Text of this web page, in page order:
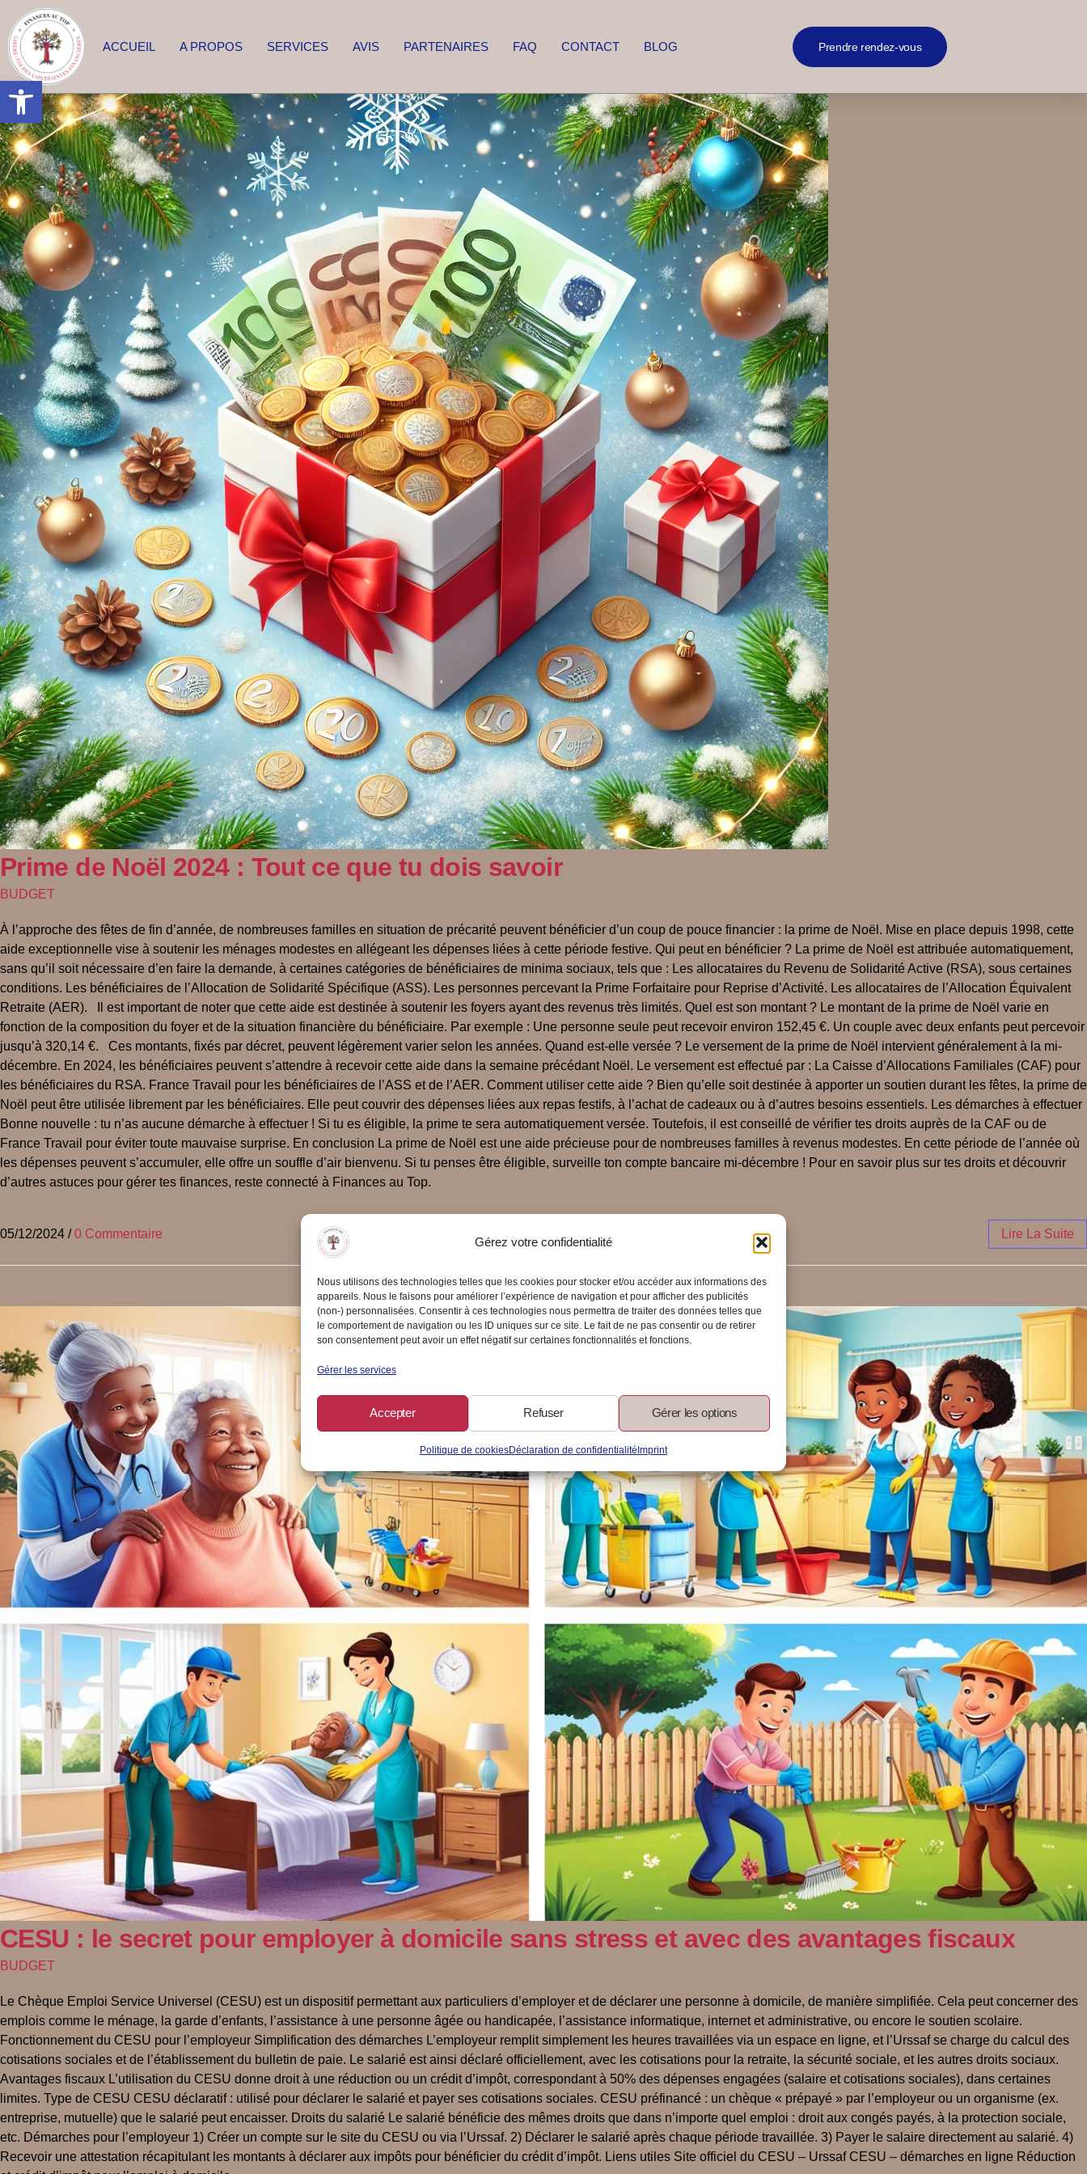
Gérez votre confidentialité
Nous utilisons des technologies telles que les cookies pour stocker et/ou accéder aux informations des
appareils. Nous le faisons pour améliorer l’expérience de navigation et pour afficher des publicités
(non-) personnalisées. Consentir à ces technologies nous permettra de traiter des données telles que
le comportement de navigation ou les ID uniques sur ce site. Le fait de ne pas consentir ou de retirer
son consentement peut avoir un effet négatif sur certaines fonctionnalités et fonctions.
Gérer les services
Accepter Refuser Gérer les options
Politique de cookiesDéclaration de confidentialitéImprint
Ouvrir la barre d’outils
ACCUEIL A PROPOS SERVICES AVIS PARTENAIRES FAQ CONTACT BLOG Prendre rendez-vous
Prime de Noël 2024 : Tout ce que tu dois savoir
BUDGET
À l’approche des fêtes de fin d’année, de nombreuses familles en situation de précarité peuvent bénéficier d’un coup de pouce financier : la prime de Noël. Mise en place depuis 1998, cette
aide exceptionnelle vise à soutenir les ménages modestes en allégeant les dépenses liées à cette période festive. Qui peut en bénéficier ? La prime de Noël est attribuée automatiquement,
sans qu’il soit nécessaire d’en faire la demande, à certaines catégories de bénéficiaires de minima sociaux, tels que : Les allocataires du Revenu de Solidarité Active (RSA), sous certaines
conditions. Les bénéficiaires de l’Allocation de Solidarité Spécifique (ASS). Les personnes percevant la Prime Forfaitaire pour Reprise d’Activité. Les allocataires de l’Allocation Équivalent
Retraite (AER). Il est important de noter que cette aide est destinée à soutenir les foyers ayant des revenus très limités. Quel est son montant ? Le montant de la prime de Noël varie en
fonction de la composition du foyer et de la situation financière du bénéficiaire. Par exemple : Une personne seule peut recevoir environ 152,45 €. Un couple avec deux enfants peut percevoir
jusqu’à 320,14 €. Ces montants, fixés par décret, peuvent légèrement varier selon les années. Quand est-elle versée ? Le versement de la prime de Noël intervient généralement à la mi-
décembre. En 2024, les bénéficiaires peuvent s’attendre à recevoir cette aide dans la semaine précédant Noël. Le versement est effectué par : La Caisse d’Allocations Familiales (CAF) pour
les bénéficiaires du RSA. France Travail pour les bénéficiaires de l’ASS et de l’AER. Comment utiliser cette aide ? Bien qu’elle soit destinée à apporter un soutien durant les fêtes, la prime de
Noël peut être utilisée librement par les bénéficiaires. Elle peut couvrir des dépenses liées aux repas festifs, à l’achat de cadeaux ou à d’autres besoins essentiels. Les démarches à effectuer
Bonne nouvelle : tu n’as aucune démarche à effectuer ! Si tu es éligible, la prime te sera automatiquement versée. Toutefois, il est conseillé de vérifier tes droits auprès de la CAF ou de
France Travail pour éviter toute mauvaise surprise. En conclusion La prime de Noël est une aide précieuse pour de nombreuses familles à revenus modestes. En cette période de l’année où
les dépenses peuvent s’accumuler, elle offre un souffle d’air bienvenu. Si tu penses être éligible, surveille ton compte bancaire mi-décembre ! Pour en savoir plus sur tes droits et découvrir
d’autres astuces pour gérer tes finances, reste connecté à Finances au Top.
05/12/2024 / 0 Commentaire Lire La Suite
CESU : le secret pour employer à domicile sans stress et avec des avantages fiscaux
BUDGET
Le Chèque Emploi Service Universel (CESU) est un dispositif permettant aux particuliers d’employer et de déclarer une personne à domicile, de manière simplifiée. Cela peut concerner des
emplois comme le ménage, la garde d’enfants, l’assistance à une personne âgée ou handicapée, l’assistance informatique, internet et administrative, ou encore le soutien scolaire.
Fonctionnement du CESU pour l’employeur Simplification des démarches L’employeur remplit simplement les heures travaillées via un espace en ligne, et l’Urssaf se charge du calcul des
cotisations sociales et de l’établissement du bulletin de paie. Le salarié est ainsi déclaré officiellement, avec les cotisations pour la retraite, la sécurité sociale, et les autres droits sociaux.
Avantages fiscaux L’utilisation du CESU donne droit à une réduction ou un crédit d’impôt, correspondant à 50% des dépenses engagées (salaire et cotisations sociales), dans certaines
limites. Type de CESU CESU déclaratif : utilisé pour déclarer le salarié et payer ses cotisations sociales. CESU préfinancé : un chèque « prépayé » par l’employeur ou un organisme (ex.
entreprise, mutuelle) que le salarié peut encaisser. Droits du salarié Le salarié bénéficie des mêmes droits que dans n’importe quel emploi : droit aux congés payés, à la protection sociale,
etc. Démarches pour l’employeur 1) Créer un compte sur le site du CESU ou via l’Urssaf. 2) Déclarer le salarié après chaque période travaillée. 3) Payer le salaire directement au salarié. 4)
Recevoir une attestation récapitulant les montants à déclarer aux impôts pour bénéficier du crédit d’impôt. Liens utiles Site officiel du CESU – Urssaf CESU – démarches en ligne Réduction